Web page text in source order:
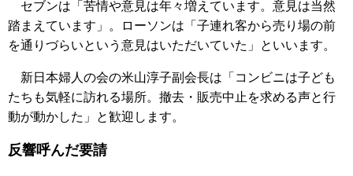
セブンは「苦情や意見は年々増えています。意見は当然
踏まえています」。ローソンは「子連れ客から売り場の前
を通りづらいという意見はいただいていた」といいます。
新日本婦人の会の米山淳子副会長は「コンビニは子ども
たちも気軽に訪れる場所。撤去・販売中止を求める声と行
動が動かした」と歓迎します。
反響呼んだ要請